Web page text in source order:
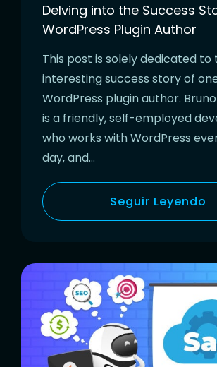
Delving into the Success
WordPress Plugin Author
This post is solely dedicated to
interesting success story of
WordPress plugin author.
is a friendly, self-employed
who works with WordPress
day, and…
Seguir Leyendo